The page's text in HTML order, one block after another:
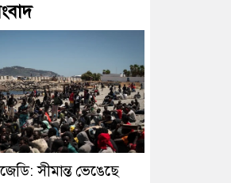
সীমান্ত ভেঙেছে